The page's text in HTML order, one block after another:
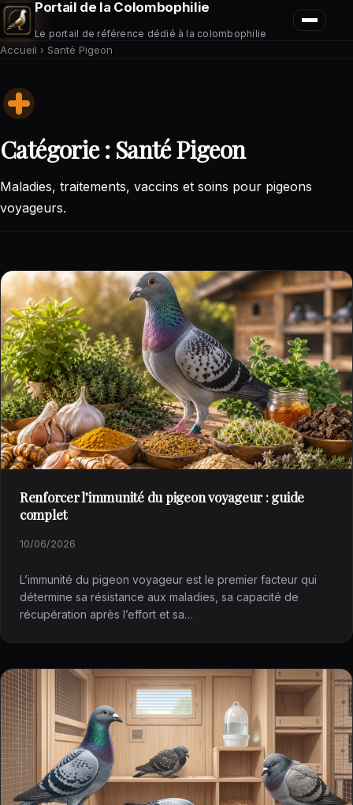
Portail de la Colombophilie
Le portail de référence dédié à la colombophilie
Accueil › Santé Pigeon
Catégorie :Santé Pigeon
Maladies, traitements, vaccins et soins pour pigeons
voyageurs.
Renforcer l’immunité du pigeon voyageur : guide
complet
10/06/2026
L’immunité du pigeon voyageur est le premier facteur qui
détermine sa résistance aux maladies, sa capacité de
récupération après l’effort et sa…